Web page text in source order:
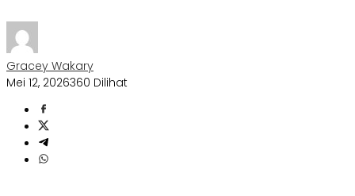
Gracey Wakary
Mei 12, 2026360 Dilihat